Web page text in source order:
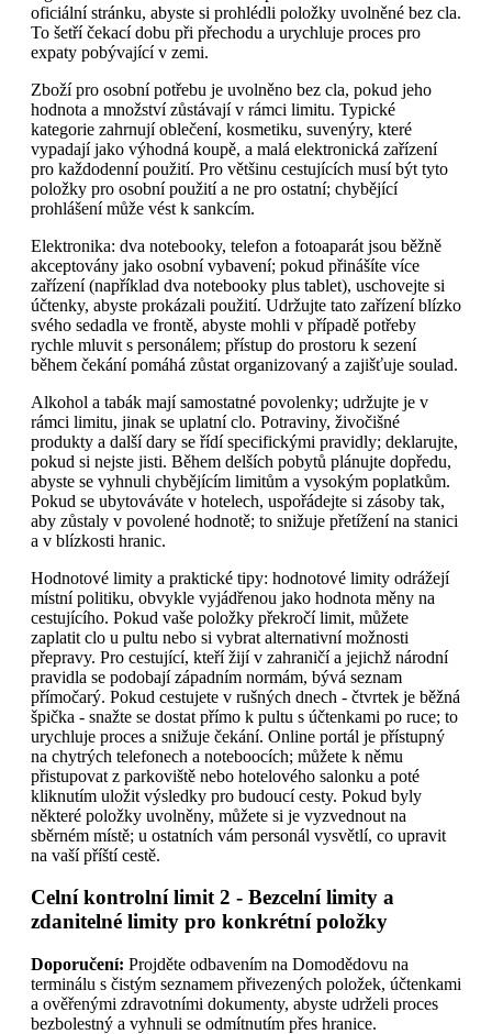
oficiální stránku, abyste si prohlédli položky uvolněné bez cla.
To šetří čekací dobu při přechodu a urychluje proces pro
expaty pobývající v zemi.
Zboží pro osobní potřebu je uvolněno bez cla, pokud jeho
hodnota a množství zůstávají v rámci limitu. Typické
kategorie zahrnují oblečení, kosmetiku, suvenýry, které
vypadají jako výhodná koupě, a malá elektronická zařízení
pro každodenní použití. Pro většinu cestujících musí být tyto
položky pro osobní použití a ne pro ostatní; chybějící
prohlášení může vést k sankcím.
Elektronika: dva notebooky, telefon a fotoaparát jsou běžně
akceptovány jako osobní vybavení; pokud přinášíte více
zařízení (například dva notebooky plus tablet), uschovejte si
účtenky, abyste prokázali použití. Udržujte tato zařízení blízko
svého sedadla ve frontě, abyste mohli v případě potřeby
rychle mluvit s personálem; přístup do prostoru k sezení
během čekání pomáhá zůstat organizovaný a zajišťuje soulad.
Alkohol a tabák mají samostatné povolenky; udržujte je v
rámci limitu, jinak se uplatní clo. Potraviny, živočišné
produkty a další dary se řídí specifickými pravidly; deklarujte,
pokud si nejste jisti. Během delších pobytů plánujte dopředu,
abyste se vyhnuli chybějícím limitům a vysokým poplatkům.
Pokud se ubytováváte v hotelech, uspořádejte si zásoby tak,
aby zůstaly v povolené hodnotě; to snižuje přetížení na stanici
a v blízkosti hranic.
Hodnotové limity a praktické tipy: hodnotové limity odrážejí
místní politiku, obvykle vyjádřenou jako hodnota měny na
cestujícího. Pokud vaše položky překročí limit, můžete
zaplatit clo u pultu nebo si vybrat alternativní možnosti
přepravy. Pro cestující, kteří žijí v zahraničí a jejichž národní
pravidla se podobají západním normám, bývá seznam
přímočarý. Pokud cestujete v rušných dnech - čtvrtek je běžná
špička - snažte se dostat přímo k pultu s účtenkami po ruce; to
urychluje proces a snižuje čekání. Online portál je přístupný
na chytrých telefonech a noteboocích; můžete k němu
přistupovat z parkoviště nebo hotelového salonku a poté
kliknutím uložit výsledky pro budoucí cesty. Pokud byly
některé položky uvolněny, můžete si je vyzvednout na
sběrném místě; u ostatních vám personál vysvětlí, co upravit
na vaší příští cestě.
Celní kontrolní limit 2 - Bezcelní limity a
zdanitelné limity pro konkrétní položky
Doporučení: Projděte odbavením na Domodědovu na
terminálu s čistým seznamem přivezených položek, účtenkami
a ověřenými zdravotními dokumenty, abyste udrželi proces
bezbolestný a vyhnuli se odmítnutím přes hranice.